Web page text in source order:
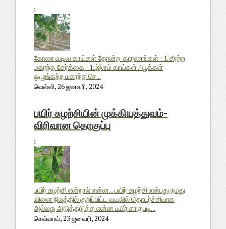
›
கோண வடிவ காய்கள் தோன்ற காரணங்கள் : 1. சீரற்ற
மகரந்த சேர்க்கை - 1. இளம் காய்கள் / பூக்கள்
ஒழுங்கற்ற மகரந்த சே...
வெள்ளி, 26 ஜனவரி, 2024
பயிர் சுழற்சியின் முக்கியத்துவம்-
விரிவான தொகுப்பு
›
பயிர் சுழற்சி என்றால் என்ன... பயிர் சுழற்சி என்பது நமது
விளை நிலத்தில் குறிப்பிட்ட வயலில் தொடர்ச்சியாக
அல்லது அடுத்தடுத்த என்ன பயிர் சாகுபடி...
செவ்வாய், 23 ஜனவரி, 2024